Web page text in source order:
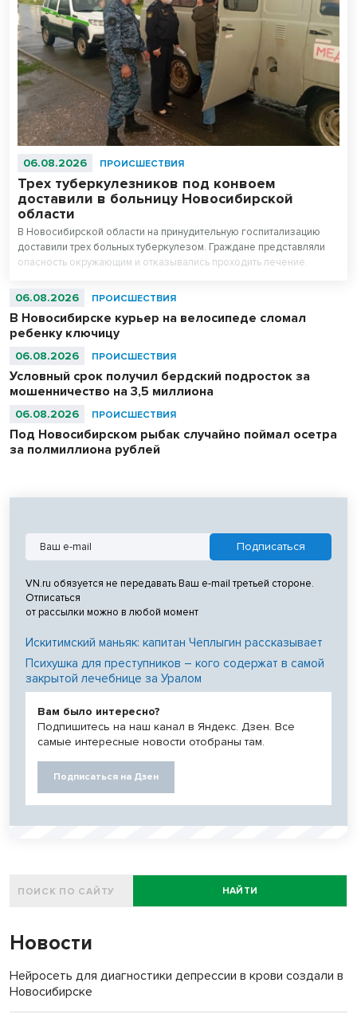
06.08.2026 ПРОИСШЕСТВИЯ
Трех туберкулезников под конвоем
доставили в больницу Новосибирской
области
В Новосибирской области на принудительную госпитализацию
доставили трех больных туберкулезом. Граждане представляли
опасность окружающим и отказывались проходить лечение.
06.08.2026 ПРОИСШЕСТВИЯ
В Новосибирске курьер на велосипеде сломал
ребенку ключицу
06.08.2026 ПРОИСШЕСТВИЯ
Условный срок получил бердский подросток за
мошенничество на 3,5 миллиона
06.08.2026 ПРОИСШЕСТВИЯ
Под Новосибирском рыбак случайно поймал осетра
за полмиллиона рублей
VN.ru обязуется не передавать Ваш e-mail третьей стороне.
Отписаться
от рассылки можно в любой момент
Искитимский маньяк: капитан Чеплыгин рассказывает
Психушка для преступников – кого содержат в самой
закрытой лечебнице за Уралом
Вам было интересно?
Подпишитесь на наш канал в Яндекс. Дзен. Все
самые интересные новости отобраны там.
Подписаться на Дзен
НАЙТИ
Новости
Нейросеть для диагностики депрессии в крови создали в
Новосибирске